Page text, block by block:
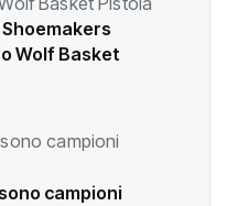
Wolf Basket
campioni